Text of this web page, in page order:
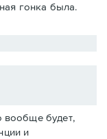
гонка была.
вообще будет,
и